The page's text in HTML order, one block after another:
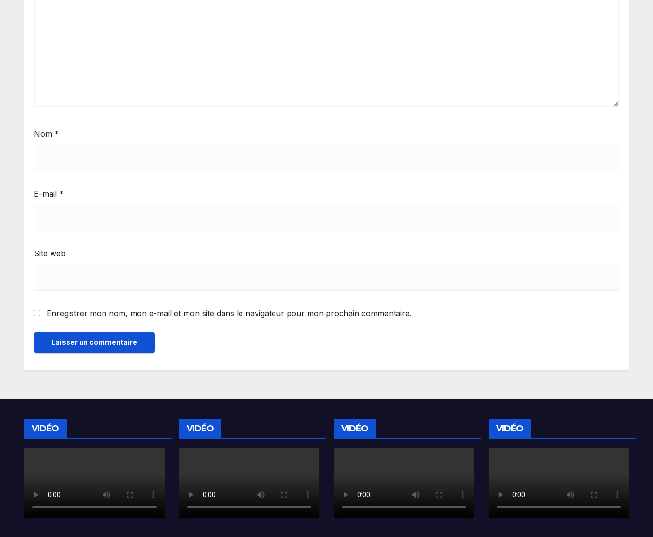
Nom *
E-mail *
Site web
Enregistrer mon nom, mon e-mail et mon site dans le navigateur pour mon prochain commentaire.
VIDÉO VIDÉO VIDÉO VIDÉO